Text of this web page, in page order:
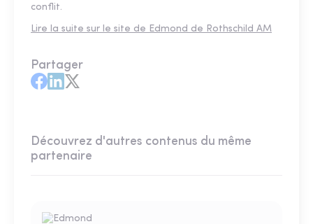
conflit.
Lire la suite sur le site de Edmond de Rothschild AM
Partager
Découvrez d'autres contenus du même
partenaire